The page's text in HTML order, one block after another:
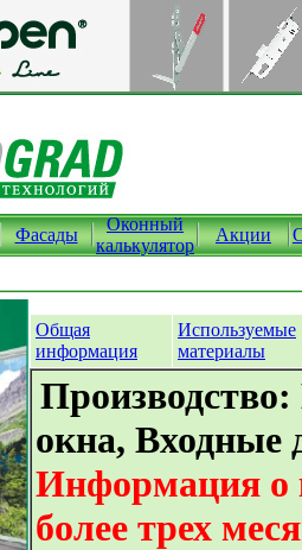
Фасады
Оконный
калькулятор
Акции
Общая
информация
Используемые
материалы
окна, Входные
Информация о
более трех